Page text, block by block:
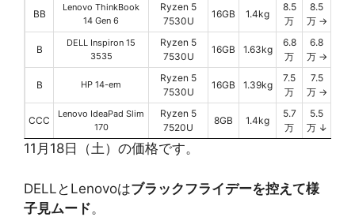
BB
Lenovo ThinkBook
14 Gen 6
Ryzen 5
7530U
16GB 1.4kg
8.5
万
8.5
万 →
B
DELL Inspiron 15
3535
Ryzen 5
7530U
16GB 1.63kg
6.8
万
6.8
万 →
B HP 14-em
Ryzen 5
7530U
16GB 1.39kg
7.5
万
7.5
万 →
CCC
Lenovo IdeaPad Slim
170
Ryzen 5
7520U
8GB 1.4kg
5.7
万
5.5
万 ↓
11月18日（土）の価格です。
DELLとLenovoはブラックフライデーを控えて様
子見ムード。